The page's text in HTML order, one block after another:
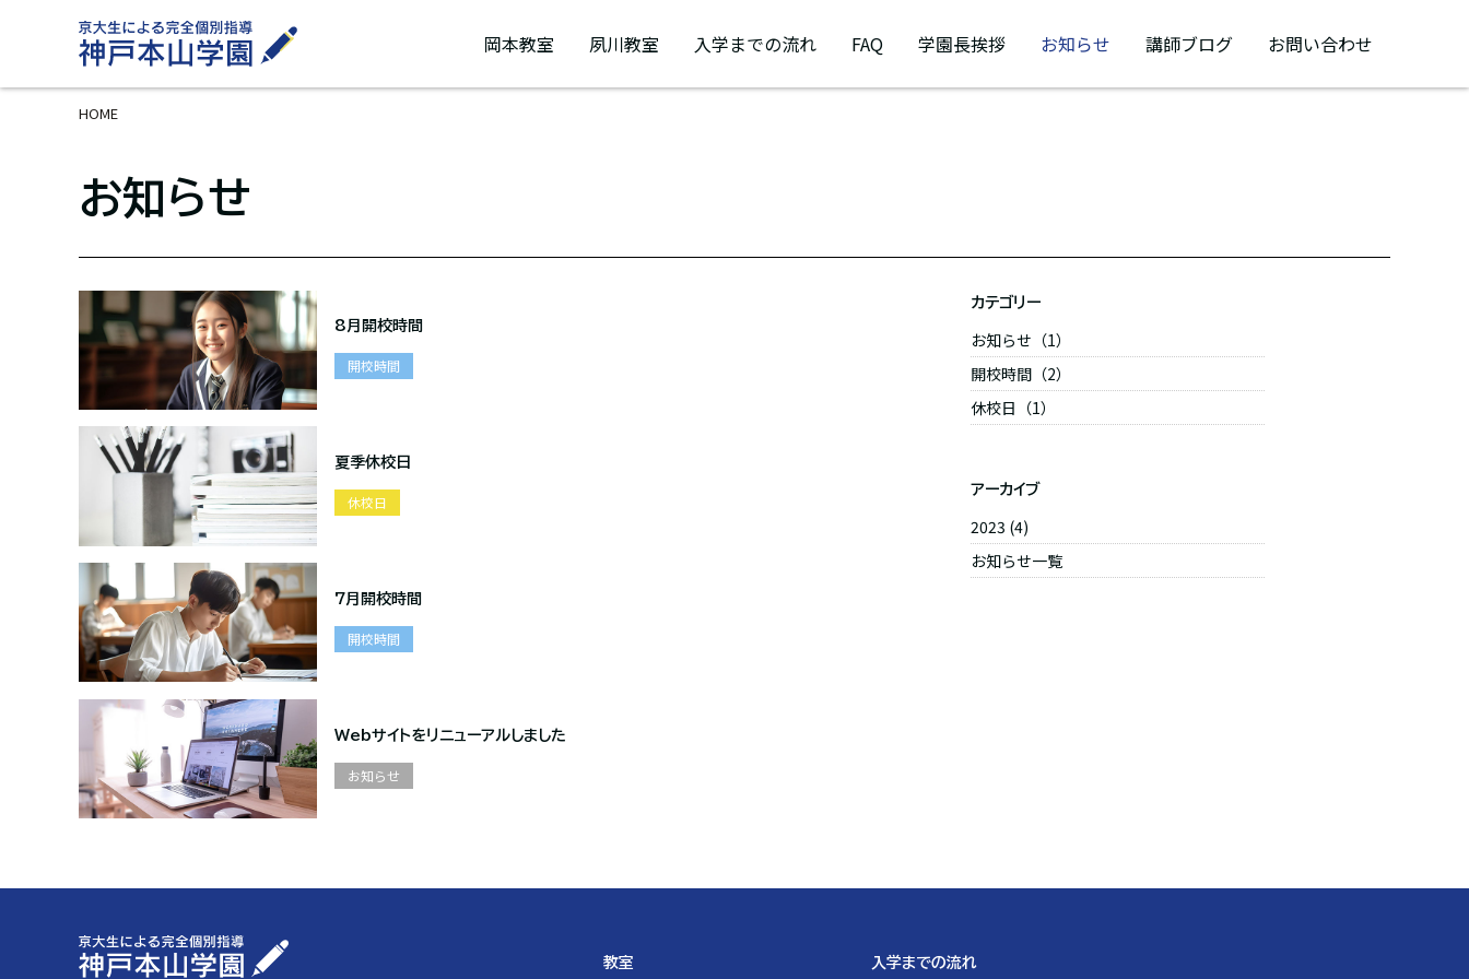
岡本教室 夙川教室 入学までの流れ FAQ 学園長挨拶 お知らせ 講師ブログ お問い合わせ
HOME
お知らせ
8月開校時間
開校時間
夏季休校日
休校日
7月開校時間
開校時間
Webサイトをリニューアルしました
お知らせ
カテゴリー
お知らせ（1）
開校時間（2）
休校日（1）
アーカイブ
2023 (4)
お知らせ一覧
教室 入学までの流れ